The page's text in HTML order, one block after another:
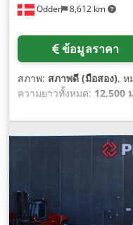
Odder 8,612 km
ข้อมูลราคา
สภาพ: สภาพดี (มือสอง), ห
ความยาวทั้งหมด: 12,500
120,000 กก.,